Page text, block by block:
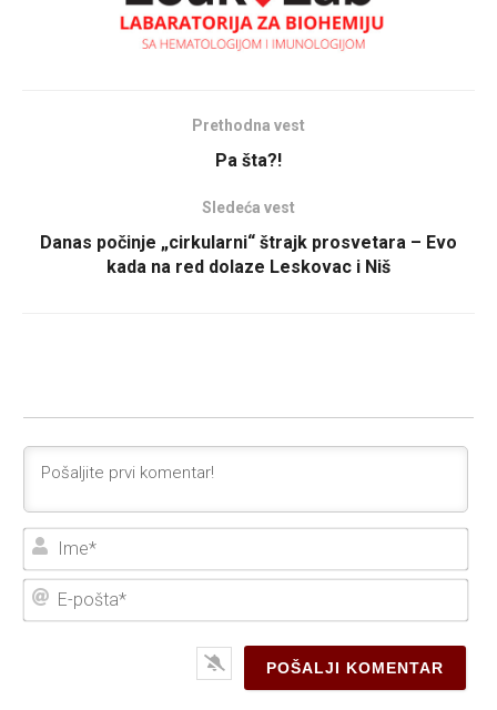
Prethodna vest
Pa šta?!
Sledeća vest
Danas počinje „cirkularni“ štrajk prosvetara – Evo
kada na red dolaze Leskovac i Niš
E-